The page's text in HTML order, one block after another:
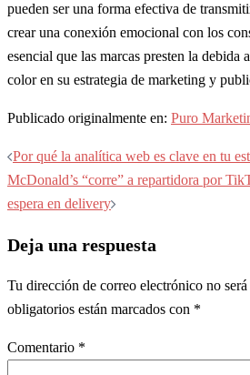
pueden ser una forma efectiva de
crear una conexión emocional con los
esencial que las marcas presten la debida
color en su estrategia de marketing y
Publicado originalmente en: Puro
Navegación
de
entradas
Por qué la analítica web es clave en tu
McDonald’s “corre” a repartidora por
espera en delivery
Deja una respuesta
Tu dirección de correo electrónico no
obligatorios están marcados con *
Comentario *